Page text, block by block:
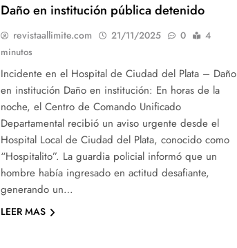
Daño en institución pública detenido
revistaallimite.com 21/11/2025 0
4
minutos
Incidente en el Hospital de Ciudad del Plata – Daño
en institución Daño en institución: En horas de la
noche, el Centro de Comando Unificado
Departamental recibió un aviso urgente desde el
Hospital Local de Ciudad del Plata, conocido como
“Hospitalito”. La guardia policial informó que un
hombre había ingresado en actitud desafiante,
generando un…
LEER MAS